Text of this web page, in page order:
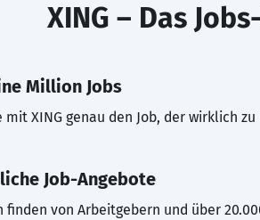
XING – Das
Million Jobs
mit XING genau den Job, der wirklich zu
Job-Angebote
finden von Arbeitgebern und über